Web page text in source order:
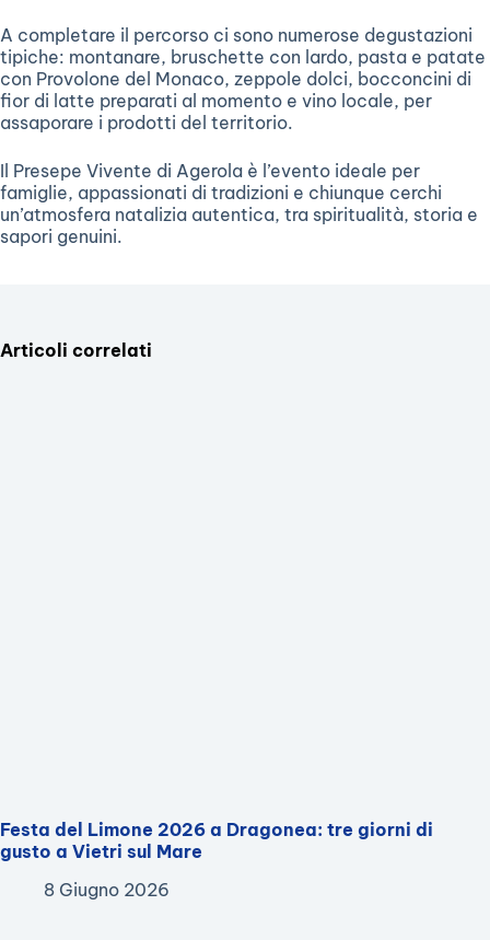
A completare il percorso ci sono numerose degustazioni
tipiche: montanare, bruschette con lardo, pasta e patate
con Provolone del Monaco, zeppole dolci, bocconcini di
fior di latte preparati al momento e vino locale, per
assaporare i prodotti del territorio.
Il Presepe Vivente di Agerola è l’evento ideale per
famiglie, appassionati di tradizioni e chiunque cerchi
un’atmosfera natalizia autentica, tra spiritualità, storia e
sapori genuini.
Articoli correlati
Festa del Limone 2026 a Dragonea: tre giorni di
gusto a Vietri sul Mare
8 Giugno 2026